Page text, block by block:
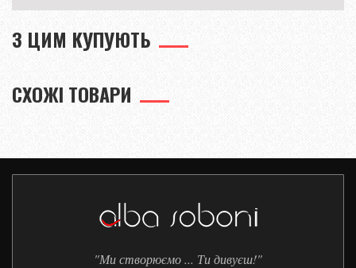
З ЦИМ КУПУЮТЬ
СХОЖІ ТОВАРИ
"Ми створюємо ... Ти дивуєш!"